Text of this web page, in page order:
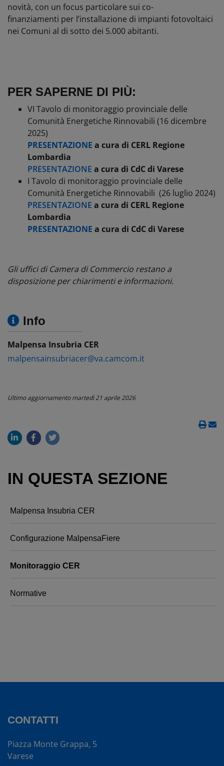
novità, con un focus particolare sui co-
finanziamenti per l’installazione di impianti fotovoltaici
nei Comuni al di sotto dei 5.000 abitanti.
PER SAPERNE DI PIÙ:
VI Tavolo di monitoraggio provinciale delle
Comunità Energetiche Rinnovabili (16 dicembre
2025)
PRESENTAZIONE a cura di CERL Regione
Lombardia
PRESENTAZIONE a cura di CdC di Varese
I Tavolo di monitoraggio provinciale delle
Comunità Energetiche Rinnovabili (26 luglio 2024)
PRESENTAZIONE a cura di CERL Regione
Lombardia
PRESENTAZIONE a cura di CdC di Varese
Gli uffici di Camera di Commercio restano a
disposizione per chiarimenti e informazioni.
Info
Malpensa Insubria CER
malpensainsubriacer@va.camcom.it
Ultimo aggiornamentomartedì 21 aprile 2026
IN QUESTA SEZIONE
Malpensa Insubria CER
Configurazione MalpensaFiere
Monitoraggio CER
Normative
CONTATTI
Piazza Monte Grappa, 5
Varese